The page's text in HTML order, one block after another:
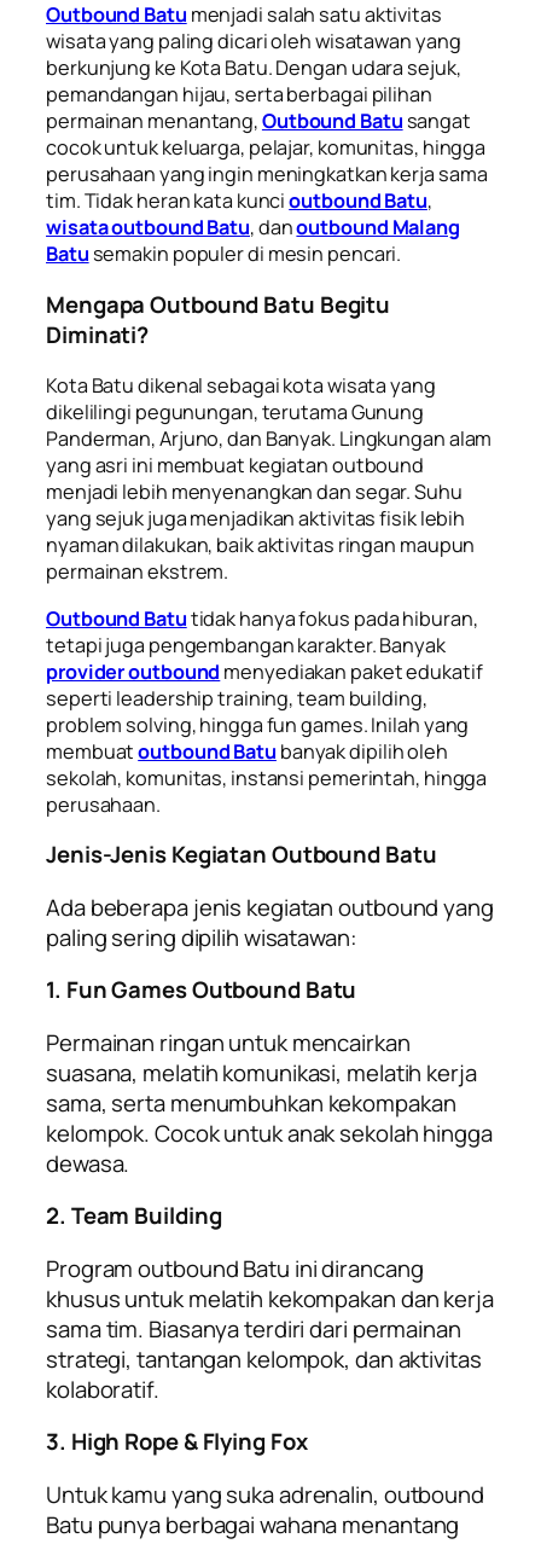
Outbound Batu menjadi salah satu aktivitas
wisata yang paling dicari oleh wisatawan yang
berkunjung ke Kota Batu. Dengan udara sejuk,
pemandangan hijau, serta berbagai pilihan
permainan menantang,Outbound Batu sangat
cocok untuk keluarga, pelajar, komunitas, hingga
perusahaan yang ingin meningkatkan kerja sama
tim. Tidak heran kata kuncioutbound Batu,
wisata outbound Batu, danoutbound Malang
Batu semakin populer di mesin pencari.
Mengapa Outbound Batu Begitu
Diminati?
Kota Batu dikenal sebagai kota wisata yang
dikelilingi pegunungan, terutama Gunung
Panderman, Arjuno, dan Banyak. Lingkungan alam
yang asri ini membuat kegiatan outbound
menjadi lebih menyenangkan dan segar. Suhu
yang sejuk juga menjadikan aktivitas fisik lebih
nyaman dilakukan, baik aktivitas ringan maupun
permainan ekstrem.
Outbound Batutidak hanya fokus pada hiburan,
tetapi juga pengembangan karakter. Banyak
provider outbound menyediakan paket edukatif
seperti leadership training, team building,
problem solving, hingga fun games. Inilah yang
membuatoutbound Batu banyak dipilih oleh
sekolah, komunitas, instansi pemerintah, hingga
perusahaan.
Jenis-Jenis Kegiatan Outbound Batu
Ada beberapa jenis kegiatan outbound yang
paling sering dipilih wisatawan:
1. Fun Games Outbound Batu
Permainan ringan untuk mencairkan
suasana, melatih komunikasi, melatih kerja
sama, serta menumbuhkan kekompakan
kelompok. Cocok untuk anak sekolah hingga
dewasa.
2. Team Building
Program outbound Batu ini dirancang
khusus untuk melatih kekompakan dan kerja
sama tim. Biasanya terdiri dari permainan
strategi, tantangan kelompok, dan aktivitas
kolaboratif.
3. High Rope & Flying Fox
Untuk kamu yang suka adrenalin, outbound
Batu punya berbagai wahana menantang